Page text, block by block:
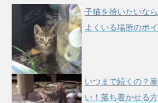
子猫を拾いたいな
よくいる場所のポ
いつまで続くの？
い！落ち着かせる